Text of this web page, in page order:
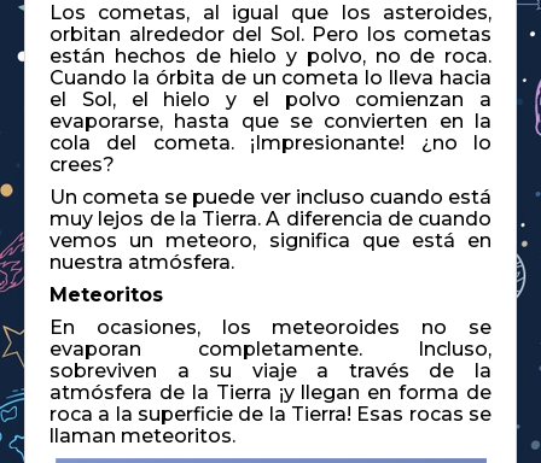
Los cometas, al igual que los asteroides,
orbitan alrededor del Sol. Pero los cometas
están hechos de hielo y polvo, no de roca.
Cuando la órbita de un cometa lo lleva hacia
el Sol, el hielo y el polvo comienzan a
evaporarse, hasta que se convierten en la
cola del cometa. ¡Impresionante! ¿no lo
crees?
Un cometa se puede ver incluso cuando está
muy lejos de la Tierra. A diferencia de cuando
vemos un meteoro, significa que está en
nuestra atmósfera.
Meteoritos
En ocasiones, los meteoroides no se
evaporan completamente. Incluso,
sobreviven a su viaje a través de la
atmósfera de la Tierra ¡y llegan en forma de
roca a la superficie de la Tierra! Esas rocas se
llaman meteoritos.